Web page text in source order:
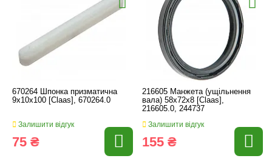
670264 Шпонка призматична
9x10x100 [Claas], 670264.0
Залишити відгук
75 ₴
216605 Манжета (ущільнення
вала) 58x72x8 [Claas],
216605.0, 244737
Залишити відгук
155 ₴